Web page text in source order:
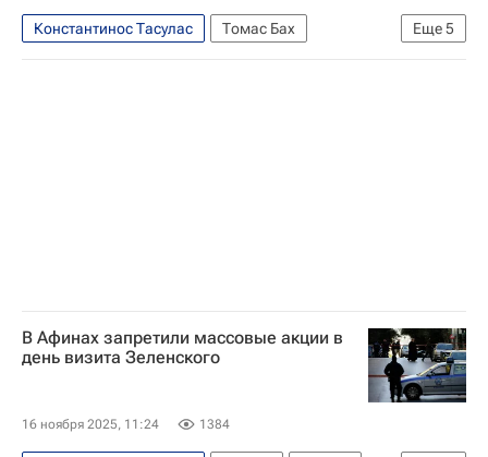
Еще5
Константинос Тасулас
Томас Бах
Джованни Малаго
В Афинах запретили массовые акции в
день визита Зеленского
16 ноября 2025, 11:24 1384